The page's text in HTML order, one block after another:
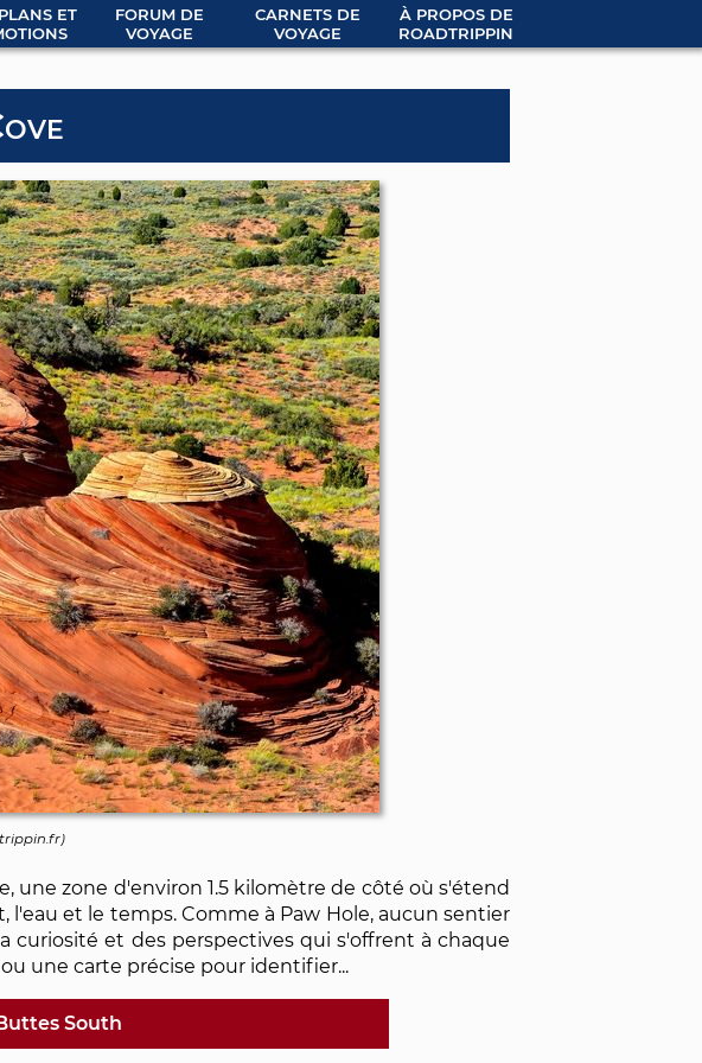
ET
FORUM DE
VOYAGE
CARNETS DE
VOYAGE
À PROPOS DE
ROADTRIPPIN
zone d'environ 1.5 kilomètre de côté où s'étend
et le temps. Comme à Paw Hole, aucun sentier
curiosité et des perspectives qui s'offrent à chaque
une carte précise pour identifier...
South